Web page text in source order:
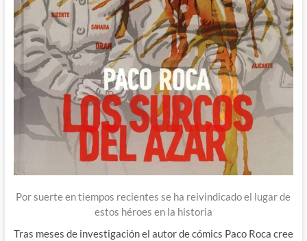
Por suerte en tiempos recientes se ha reivindicado el lugar de
estos héroes en la historia
Tras meses de investigación el autor de cómics Paco Roca cree